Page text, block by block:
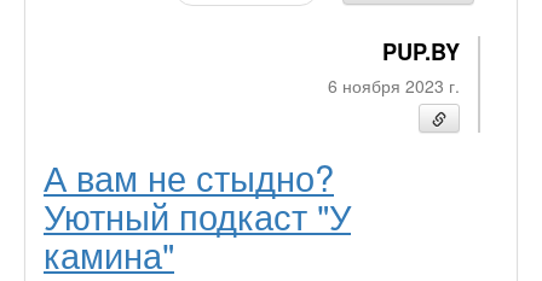
PUP.BY
6 ноября 2023 г.
А вам не стыдно?
Уютный подкаст "У
камина"